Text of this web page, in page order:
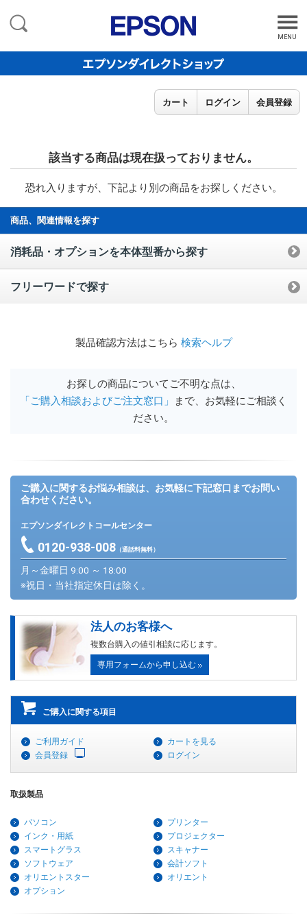
MENU
カート ログイン 会員登録
該当する商品は現在扱っておりません。
恐れ入りますが、下記より別の商品をお探しください。
商品、関連情報を探す
消耗品・オプションを本体型番から探す
フリーワードで探す
製品確認方法はこちら 検索ヘルプ
お探しの商品についてご不明な点は、
「ご購入相談およびご注文窓口」
まで、お気軽にご相談く
ださい。
ご購入に関するお悩み相談は、お気軽に下記窓口までお問い
合わせください。
エプソンダイレクトコールセンター
0120-938-008（通話料無料）
月～金曜日 9:00 ～ 18:00
※祝日・当社指定休日は除く。
法人のお客様へ
複数台購入の値引相談に応じます。
専用フォームから申し込む
ご購入に関する項目
ご利用ガイド
カートを見る
会員登録
ログイン
取扱製品
パソコン
プリンター
インク・用紙
プロジェクター
スマートグラス
スキャナー
ソフトウェア
会計ソフト
オリエントスター
オリエント
オプション